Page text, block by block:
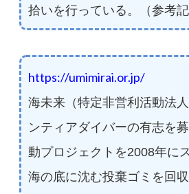
拾いを行っている。（参考記
https://umimirai.or.jp/
海未来（特定非営利活動法
ンティアダイバーの有志を
動プロジェクトを2008年に
海の底に沈む投棄ゴミを回